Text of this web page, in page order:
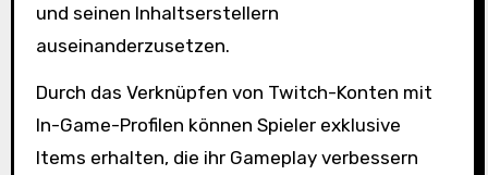
und seinen Inhaltserstellern
auseinanderzusetzen.
Durch das Verknüpfen von Twitch-Konten mit
In-Game-Profilen können Spieler exklusive
Items erhalten, die ihr Gameplay verbessern